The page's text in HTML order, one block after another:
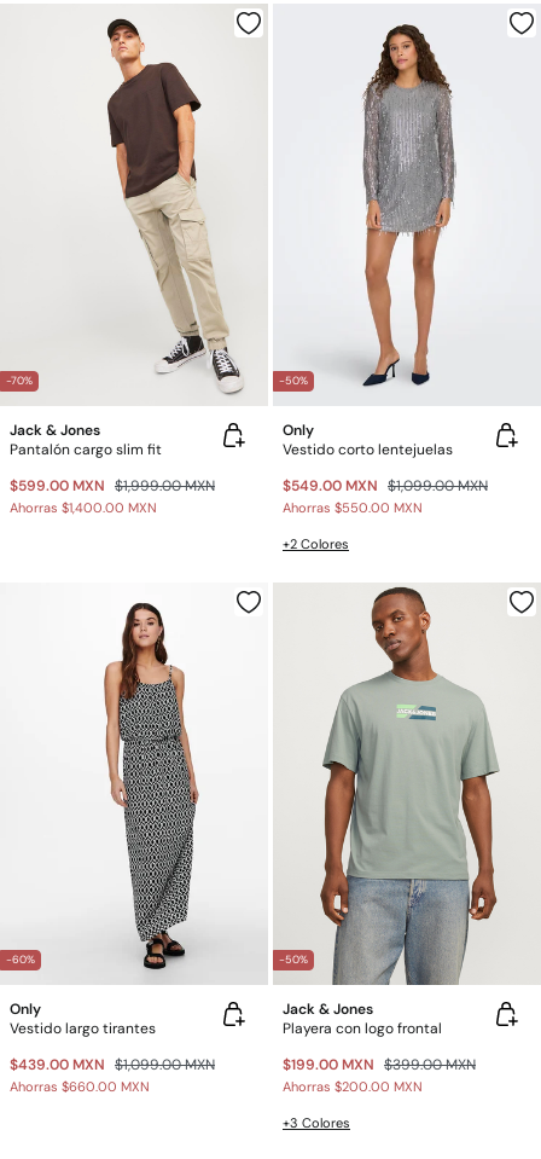
-70%
Jack & Jones
Pantalón cargo slim fit
$599.00 MXN $1,999.00 MXN
Ahorras $1,400.00 MXN
-50%
Only
Vestido corto lentejuelas
$549.00 MXN $1,099.00 MXN
Ahorras $550.00 MXN
+2 Colores
-60%
Only
Vestido largo tirantes
$439.00 MXN $1,099.00 MXN
Ahorras $660.00 MXN
-50%
Jack & Jones
Playera con logo frontal
$199.00 MXN $399.00 MXN
Ahorras $200.00 MXN
+3 Colores